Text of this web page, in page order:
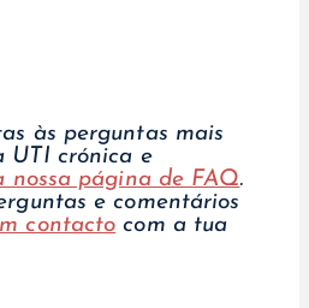
às perguntas mais
UTI crónica e
nossa página de FAQ.
e comentários
contacto com a tua